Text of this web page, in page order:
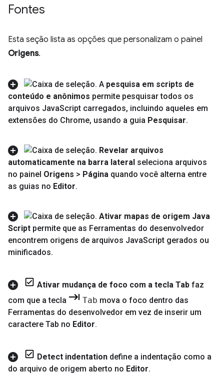
Fontes
Esta seção lista as opções que personalizam o painel
Origens.
A pesquisa em scripts de
conteúdo e anônimos permite pesquisar todos os
arquivos JavaScript carregados, incluindo aqueles em
extensões do Chrome, usando a guia Pesquisar.
Revelar arquivos
automaticamente na barra lateral seleciona arquivos
no painel Origens > Página quando você alterna entre
as guias no Editor.
Ativar mapas de origem Java
Script permite que as Ferramentas do desenvolvedor
encontrem origens de arquivos JavaScript gerados ou
minificados.
Ativar mudança de foco com a tecla Tab faz
com que a tecla
Tab mova o foco dentro das
Ferramentas do desenvolvedor em vez de inserir um
caractere Tab no Editor.
Detect indentation define a indentação como a
do arquivo de origem aberto no Editor.